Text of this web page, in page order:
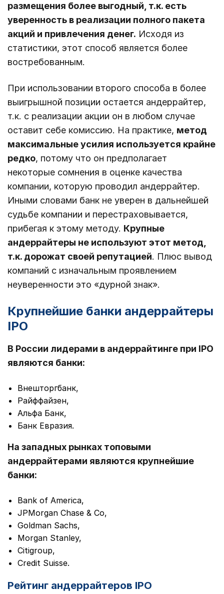
размещения более выгодный, т.к. есть
уверенность в реализации полного пакета
акций и привлечения денег. Исходя из
статистики, этот способ является более
востребованным.
При использовании второго способа в более
выигрышной позиции остается андеррайтер,
т.к. с реализации акции он в любом случае
оставит себе комиссию. На практике, метод
максимальные усилия используется крайне
редко, потому что он предполагает
некоторые сомнения в оценке качества
компании, которую проводил андеррайтер.
Иными словами банк не уверен в дальнейшей
судьбе компании и перестраховывается,
прибегая к этому методу. Крупные
андеррайтеры не используют этот метод,
т.к. дорожат своей репутацией. Плюс вывод
компаний с изначальным проявлением
неуверенности это «дурной знак».
Крупнейшие банки андеррайтеры
IPO
В России лидерами в андеррайтинге при IPO
являются банки:
Внешторгбанк,
Райффайзен,
Альфа Банк,
Банк Евразия.
На западных рынках топовыми
андеррайтерами являются крупнейшие
банки:
Bank of America,
JPMorgan Chase & Co,
Goldman Sachs,
Morgan Stanley,
Citigroup,
Credit Suisse.
Рейтинг андеррайтеров IPO